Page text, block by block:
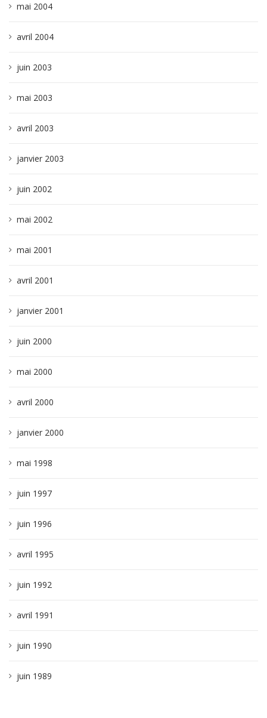
mai 2004
avril 2004
juin 2003
mai 2003
avril 2003
janvier 2003
juin 2002
mai 2002
mai 2001
avril 2001
janvier 2001
juin 2000
mai 2000
avril 2000
janvier 2000
mai 1998
juin 1997
juin 1996
avril 1995
juin 1992
avril 1991
juin 1990
juin 1989